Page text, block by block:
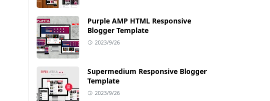
Purple AMP HTML Responsive
Blogger Template
2023/9/26
Supermedium Responsive Blogger
Template
2023/9/26